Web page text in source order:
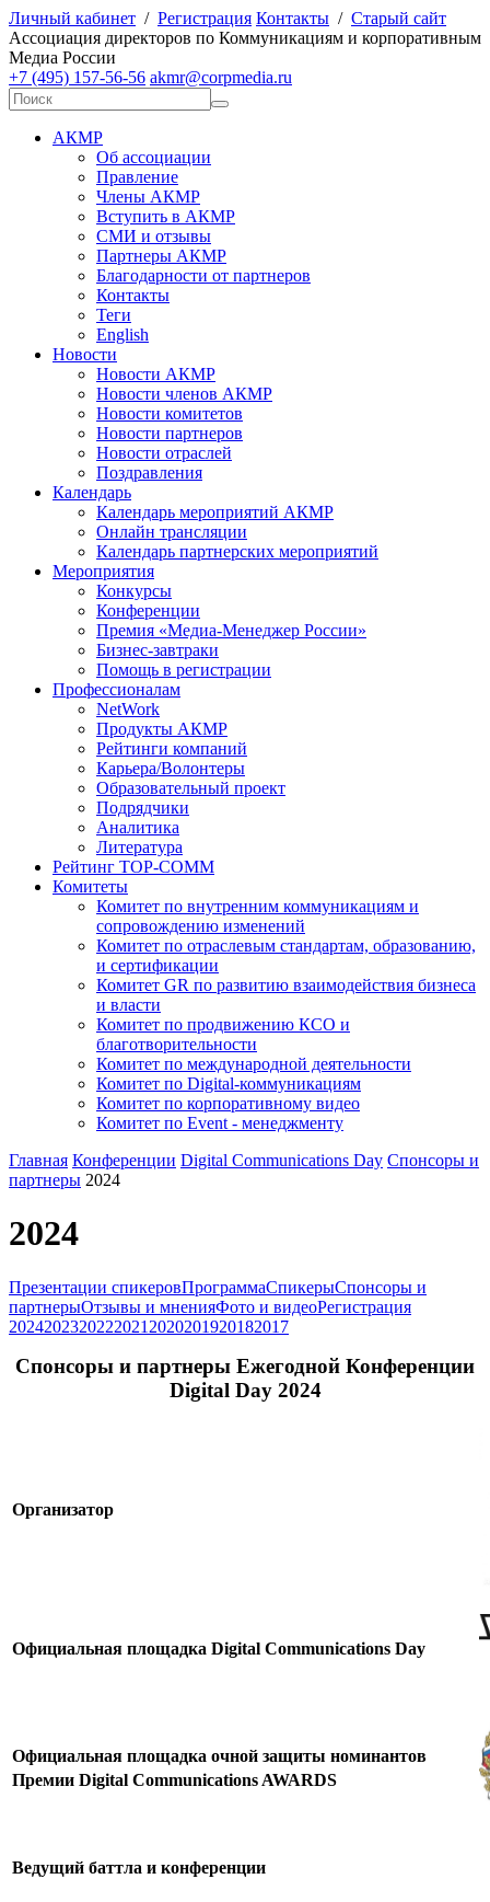
Личный кабинет / Регистрация Контакты / Старый сайт
Ассоциация директоров по Коммуникациям и корпоративным
Медиа России
+7 (495) 157-56-56 akmr@corpmedia.ru
АКМР
Об ассоциации
Правление
Члены АКМР
Вступить в АКМР
СМИ и отзывы
Партнеры АКМР
Благодарности от партнеров
Контакты
Теги
English
Новости
Новости АКМР
Новости членов АКМР
Новости комитетов
Новости партнеров
Новости отраслей
Поздравления
Календарь
Календарь мероприятий АКМР
Онлайн трансляции
Календарь партнерских мероприятий
Мероприятия
Конкурсы
Конференции
Премия «Медиа-Менеджер России»
Бизнес-завтраки
Помощь в регистрации
Профессионалам
NetWork
Продукты АКМР
Рейтинги компаний
Карьера/Волонтеры
Образовательный проект
Подрядчики
Аналитика
Литература
Рейтинг TOP-COMM
Комитеты
Комитет по внутренним коммуникациям и
сопровождению изменений
Комитет по отраслевым стандартам, образованию,
и сертификации
Комитет GR по развитию взаимодействия бизнеса
и власти
Комитет по продвижению КСО и
благотворительности
Комитет по международной деятельности
Комитет по Digital-коммуникациям
Комитет по корпоративному видео
Комитет по Event - менеджменту
Главная Конференции Digital Communications Day Спонсоры и
партнеры 2024
2024
Презентации спикеровПрограммаСпикерыСпонсоры и
партнерыОтзывы и мненияФото и видеоРегистрация
2024202320222021 2020201920182017
Спонсоры и партнеры Ежегодной Конференции
Digital Day 2024
Организатор
Официальная площадка Digital Communications Day
Официальная площадка очной защиты номинантов
Премии Digital Communications AWARDS
Ведущий баттла и конференции